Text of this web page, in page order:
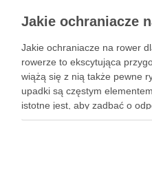
Jakie ochraniacze na rower
rowerze to ekscytująca
wiążą się z nią także pewne
upadki są częstym
istotne jest, aby zadbać o
Ochraniacze na rower dla